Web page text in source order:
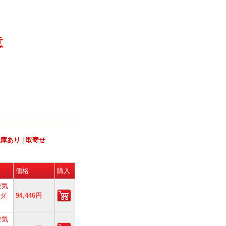
あり 取寄せ
価格 購入
気
94,446円
気